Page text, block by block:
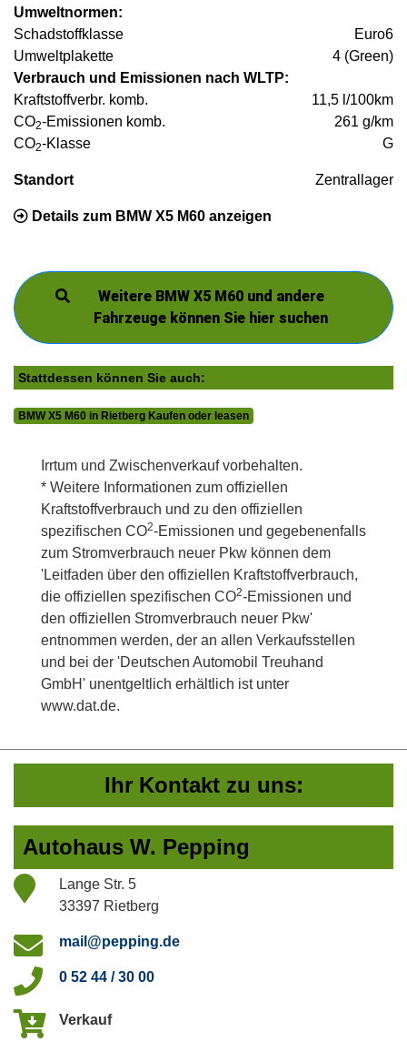
Umweltnormen:
Schadstoffklasse
Euro6
Umweltplakette
4 (Green)
Verbrauch und Emissionen nach WLTP:
Kraftstoffverbr. komb.
11,5 l/100km
CO2-Emissionen komb.
261 g/km
CO2-Klasse G
Standort Zentrallager
Details zum BMW X5 M60 anzeigen
Weitere BMW X5 M60 und andere
Fahrzeuge können Sie hier suchen
Stattdessen können Sie auch:
BMW X5 M60 in Rietberg Kaufen oder leasen
Irrtum und Zwischenverkauf vorbehalten.
* Weitere Informationen zum offiziellen
Kraftstoffverbrauch und zu den offiziellen
spezifischen CO2-Emissionen und gegebenenfalls
zum Stromverbrauch neuer Pkw können dem
'Leitfaden über den offiziellen Kraftstoffverbrauch,
die offiziellen spezifischen CO2-Emissionen und
den offiziellen Stromverbrauch neuer Pkw'
entnommen werden, der an allen Verkaufsstellen
und bei der 'Deutschen Automobil Treuhand
GmbH' unentgeltlich erhältlich ist unter
www.dat.de.
Ihr Kontakt zu uns:
Autohaus W. Pepping
Lange Str. 5
33397 Rietberg
mail@pepping.de
0 52 44 / 30 00
Verkauf